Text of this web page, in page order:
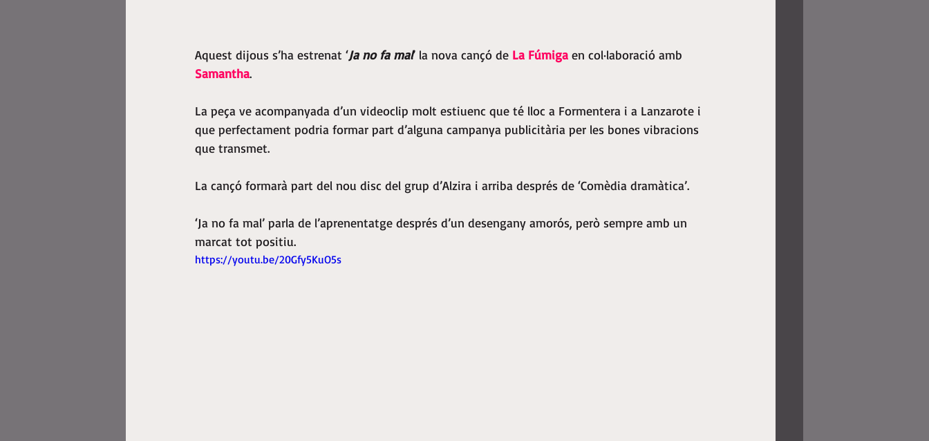
Aquest dijous s’ha estrenat ‘Ja no fa mal’ la nova cançó de La Fúmiga en col·laboració amb
Samantha.
La peça ve acompanyada d’un videoclip molt estiuenc que té lloc a Formentera i a Lanzarote i
que perfectament podria formar part d’alguna campanya publicitària per les bones vibracions
que transmet.
La cançó formarà part del nou disc del grup d’Alzira i arriba després de ‘Comèdia dramàtica’.
‘Ja no fa mal’ parla de l’aprenentatge després d’un desengany amorós, però sempre amb un
marcat tot positiu.
https://youtu.be/20Gfy5KuO5s